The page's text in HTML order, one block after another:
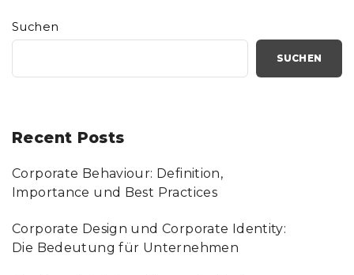
Suchen
SUCHEN
Recent Posts
Corporate Behaviour: Definition,
Importance und Best Practices
Corporate Design und Corporate Identity:
Die Bedeutung für Unternehmen